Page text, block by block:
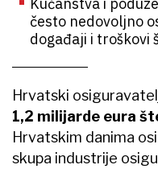
često nedovoljno
događaji i troškovi
Hrvatski
1,2 milijarde eura
Hrvatskim danima
skupa industrije